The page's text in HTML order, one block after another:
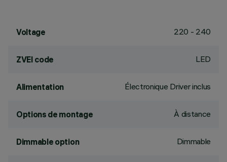
Voltage 220 - 240
ZVEI code LED
Alimentation Électronique Driver inclus
Options de montage À distance
Dimmable option Dimmable